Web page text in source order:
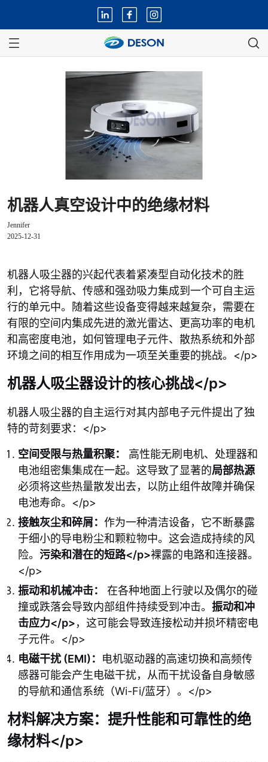
机器人真空设计中的绝缘材料
Jennifer
2025-12-31
机器人吸尘器的兴起代表着紧凑型自动化技术的胜
利，它将导航、传感和强劲吸力集成到一个可自主运
行的单元中。随着这些设备变得越来越复杂，需要在
有限的空间内集成先进的激光雷达、更高功率的电机
和高密度电池，如何管理电子元件、散热系统和外部
环境之间的相互作用成为一项至关重要的挑战。</p>
机器人吸尘器设计的核心挑战</p>
机器人吸尘器的自主运行对其内部电子元件提出了独
特的苛刻要求：</p>
空间受限与热量积聚：
高性能无刷电机、处理器和
电池组密集集成在一起。这导致了显著的局部热源
必须将这些热量散发出去，以防止组件故障并确保
电池寿命。</p>
接触灰尘和碎屑： 作为一种清洁设备，它不断暴露
于细小的导电粉尘和颗粒物中。这会造成持续的风
险。 污染和潜在的短路</p>裸露的电路和连接器。
</p>
振动和机械冲击：
在各种地面上行驶以及偶尔的碰
撞或跌落会导致内部组件持续受到冲击。 振动和冲
击应力</p>，这可能会导致连接松动并损坏精密电
子元件。</p>
电磁干扰 (EMI)： 电机驱动器的高速切换和高频传
感器可能会产生电磁干扰，从而干扰设备自身敏感
的导航和通信系统（Wi-Fi/蓝牙）。</p>
材料解决方案：提升性能和可靠性的绝
缘材料</p>